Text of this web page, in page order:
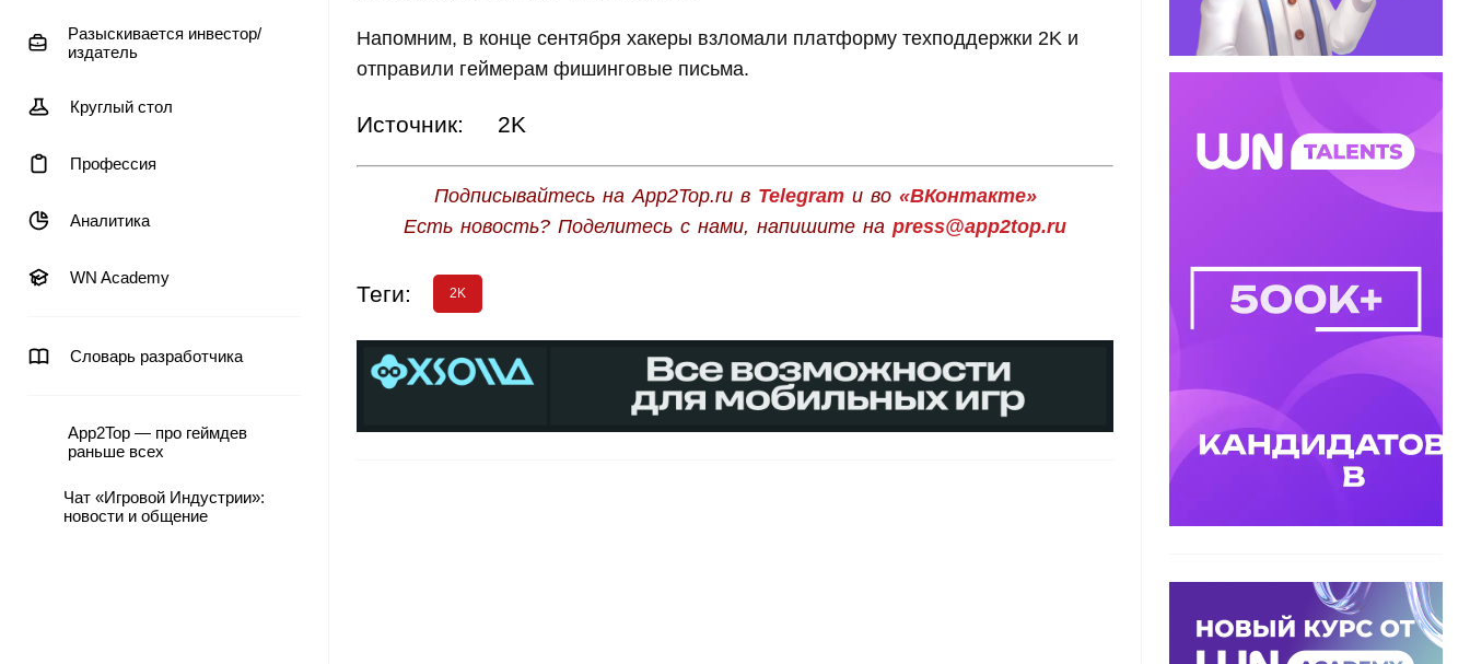
Разыскивается инвестор/
издатель
Круглый стол
Профессия
Аналитика
WN Academy
Словарь разработчика
App2Top — про геймдев
раньше всех
Чат «Игровой Индустрии»:
новости и общение
Напомним, в конце сентября хакеры взломали платформу техподдержки 2K и
отправили геймерам фишинговые письма.
Источник: 2K
Подписывайтесь на App2Top.ru в Telegramи во «ВКонтакте»
Есть новость? Поделитесь с нами, напишите на press@app2top.ru
Теги: 2K